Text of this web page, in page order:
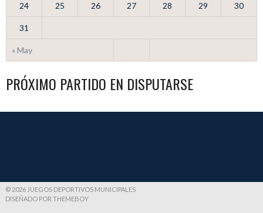
« May
24 25 26 27 28 29 30
31
PRÓXIMO PARTIDO EN DISPUTARSE
© 2026 JUEGOS DEPORTIVOS MUNICIPALES
DISEÑADO POR THEMEBOY